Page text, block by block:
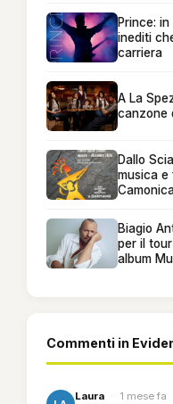
Prince:
inediti
carriera
A La
canzone
Dallo
musica e
Biagio
per il
album
Commenti in
Laura · 1 mese fa